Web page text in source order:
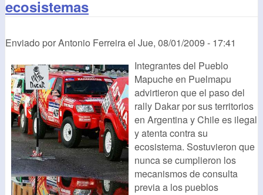
ecosistemas
Enviado porAntonio Ferreirael Jue, 08/01/2009 - 17:41
Integrantes del Pueblo
Mapuche en Puelmapu
advirtieron que el paso del
rally Dakar por sus territorios
en Argentina y Chile es ilegal
y atenta contra su
ecosistema. Sostuvieron que
nunca se cumplieron los
mecanismos de consulta
previa a los pueblos